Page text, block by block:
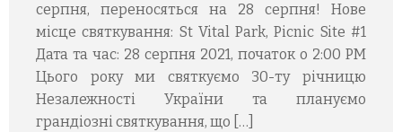
серпня, переносяться на 28 серпня! Нове
місце святкування: St Vital Park, Picnic Site #1
Дата та час: 28 серпня 2021, початок о 2:00 PM
Цього року ми святкуємо 30-ту річницю
Незалежності України та плануємо
грандіозні святкування, що […]